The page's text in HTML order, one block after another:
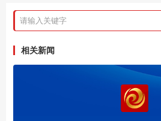
相关新闻